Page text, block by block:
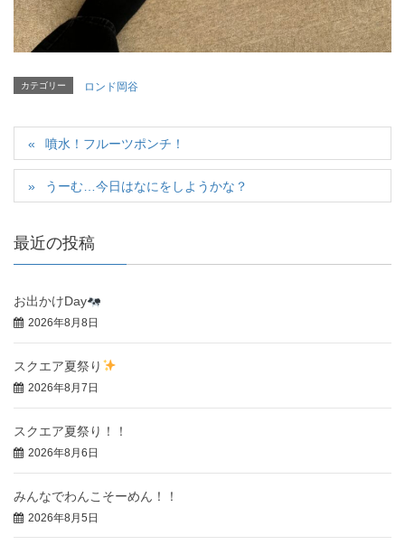
カテゴリー ロンド岡谷
噴水！フルーツポンチ！
うーむ…今日はなにをしようかな？
最近の投稿
お出かけDay
2026年8月8日
スクエア夏祭り
2026年8月7日
スクエア夏祭り！！
2026年8月6日
みんなでわんこそーめん！！
2026年8月5日